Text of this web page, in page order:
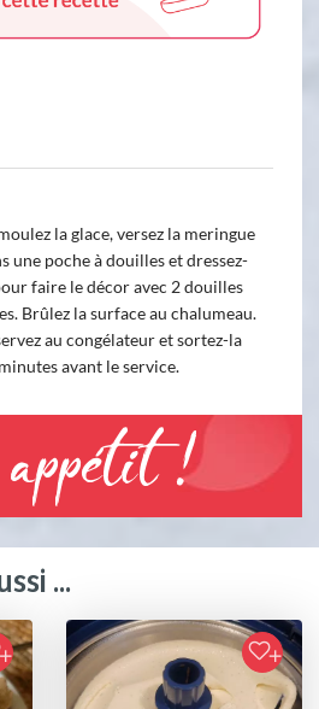
la glace, versez la meringue
une poche à douilles et dressez-
faire le décor avec 2 douilles
Brûlez la surface au chalumeau.
au congélateur et sortez-la
avant le service.
!
...